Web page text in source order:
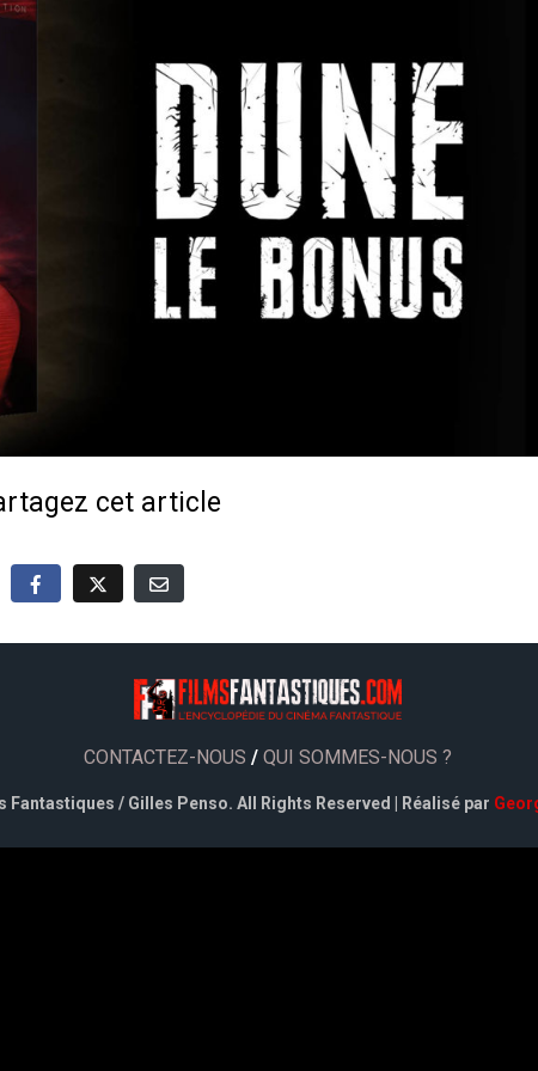
cet article
CONTACTEZ-NOUS / QUI SOMMES-NOUS ?
Fantastiques / Gilles Penso. All Rights Reserved | Réalisé par